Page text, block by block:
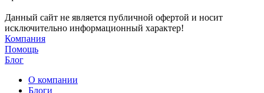
Данный сайт не является публичной офертой и носит
исключительно информационный характер!
Компания
Помощь
Блог
О компании
Блоги